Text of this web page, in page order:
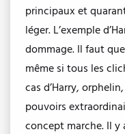
principaux et
léger. L’exemple
dommage. Il faut
même si tous les
cas d’Harry,
pouvoirs
concept marche. Il y